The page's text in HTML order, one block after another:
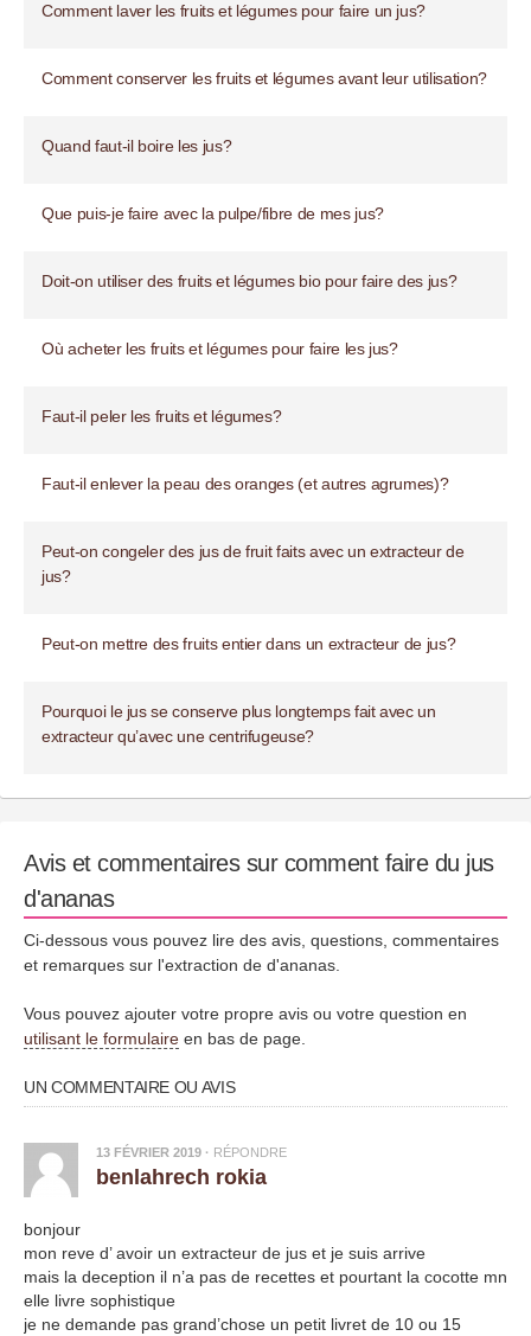
Comment laver les fruits et légumes pour faire un jus?
Comment conserver les fruits et légumes avant leur utilisation?
Quand faut-il boire les jus?
Que puis-je faire avec la pulpe/fibre de mes jus?
Doit-on utiliser des fruits et légumes bio pour faire des jus?
Où acheter les fruits et légumes pour faire les jus?
Faut-il peler les fruits et légumes?
Faut-il enlever la peau des oranges (et autres agrumes)?
Peut-on congeler des jus de fruit faits avec un extracteur de
jus?
Peut-on mettre des fruits entier dans un extracteur de jus?
Pourquoi le jus se conserve plus longtemps fait avec un
extracteur qu’avec une centrifugeuse?
Avis et commentaires sur comment faire du jus
d'ananas
Ci-dessous vous pouvez lire des avis, questions, commentaires
et remarques sur l'extraction de d'ananas.
Vous pouvez ajouter votre propre avis ou votre question en
utilisant le formulaire en bas de page.
UN COMMENTAIRE OU AVIS
13 FÉVRIER 2019 · RÉPONDRE
benlahrech rokia
bonjour
mon reve d’ avoir un extracteur de jus et je suis arrive
mais la deception il n’a pas de recettes et pourtant la cocotte mn
elle livre sophistique
je ne demande pas grand’chose un petit livret de 10 ou 15